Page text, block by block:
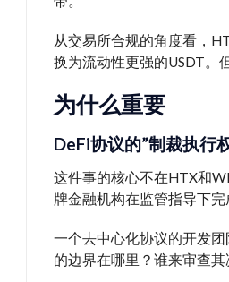
从交易所合规的角度看，
换为流动性更强的USDT。
为什么重要
DeFi协议的”制裁执行
这件事的核心不在HTX和
牌金融机构在监管指导下
一个去中心化协议的开发
的边界在哪里？谁来审查